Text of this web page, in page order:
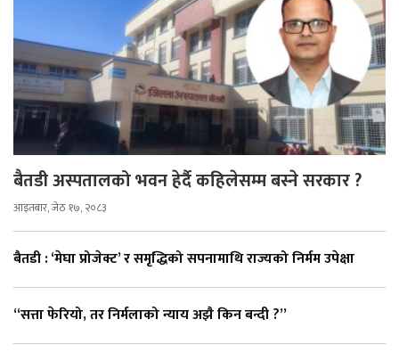
बैतडी अस्पतालको भवन हेर्दै कहिलेसम्म बस्ने सरकार ?
आइतबार, जेठ १७, २०८३
बैतडी : ‘मेघा प्रोजेक्ट’ र समृद्धिको सपनामाथि राज्यको निर्मम उपेक्षा
“सत्ता फेरियो, तर निर्मलाको न्याय अझै किन बन्दी ?”